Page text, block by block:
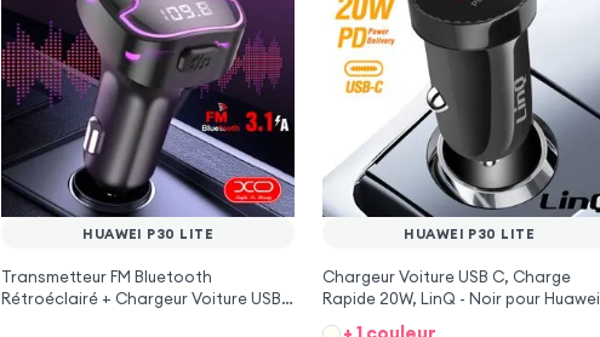
HUAWEI P30 LITE
Transmetteur FM Bluetooth
Rétroéclairé + Chargeur Voiture USB
HUAWEI P30 LITE
Chargeur Voiture USB C, Charge
Rapide 20W, LinQ - Noir pour Huawei
P30 Lite